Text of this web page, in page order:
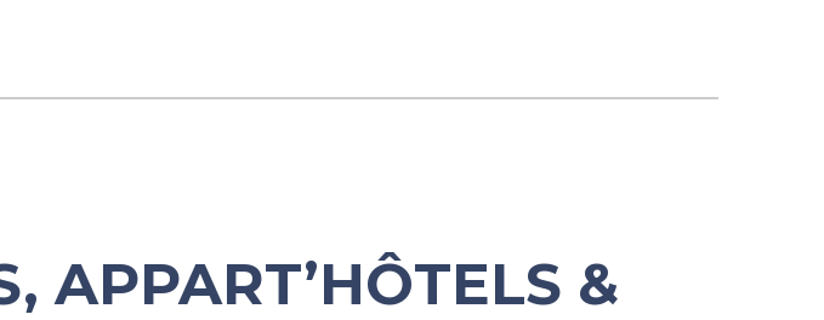
APPART’HÔTELS &